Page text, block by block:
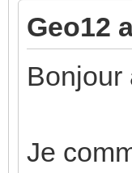
Geo12
Bonjour
Je